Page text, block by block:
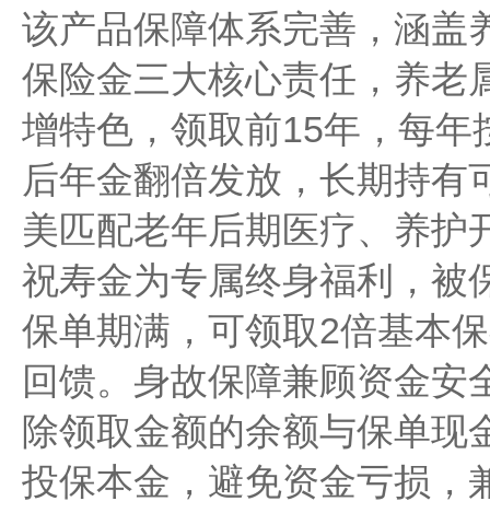
该产品保障体系完善，涵盖
保险金三大核心责任，养老
增特色，领取前15年，每
后年金翻倍发放，长期持有
美匹配老年后期医疗、养护
祝寿金为专属终身福利，被
保单期满，可领取2倍基本
回馈。身故保障兼顾资金安
除领取金额的余额与保单现
投保本金，避免资金亏损，